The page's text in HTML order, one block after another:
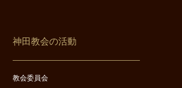
神田教会の活動
教会委員会